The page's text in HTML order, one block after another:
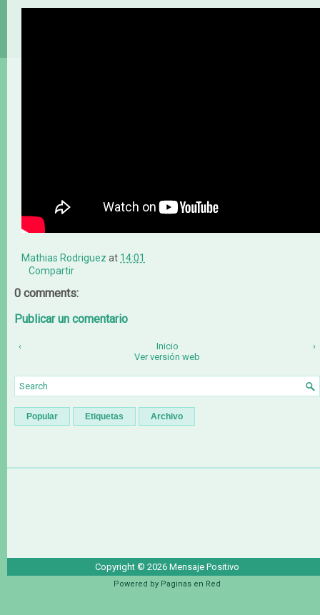
Mathias Rodriguez at 14:01
Compartir
0 comments:
Publicar un comentario
‹ ›
Inicio
Ver versión web
Popular Etiquetas Archivo
Copyright © 2026 Mensaje Positivo
Powered by Paginas en Red